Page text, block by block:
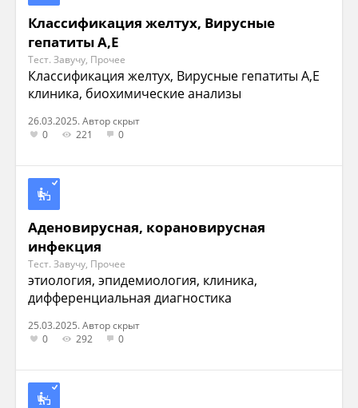
Классификация желтух, Вирусные
гепатиты А,Е
Тест. Завучу, Прочее
Классификация желтух, Вирусные гепатиты А,Е
клиника, биохимические анализы
26.03.2025. Автор скрыт
0
221 0
Аденовирусная, корановирусная
инфекция
Тест. Завучу, Прочее
этиология, эпидемиология, клиника,
дифференциальная диагностика
25.03.2025. Автор скрыт
0
292 0